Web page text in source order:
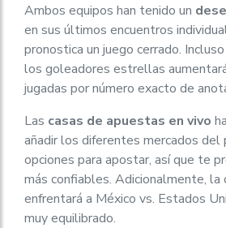
Ambos equipos han tenido un
en sus últimos encuentros
pronostica un juego cerrado.
los goleadores estrellas
jugadas por número exacto de
Las casas de apuestas en vivo
añadir los diferentes mercados del
opciones para apostar, así que te
más confiables. Adicionalmente,
enfrentará a México vs. Estados
muy equilibrado.